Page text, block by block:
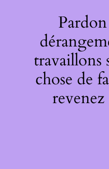
travaillons
chose de